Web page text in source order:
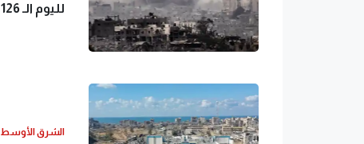
لليوم الـ 126 من الحرب.. الاحتلال الإسرائيلي يواصل المجازر في غزة
الشرق الأوسط